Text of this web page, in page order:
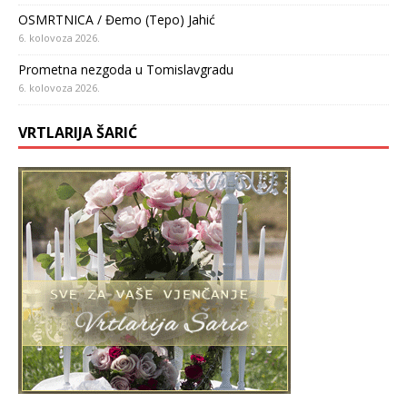
OSMRTNICA / Đemo (Tepo) Jahić
6. kolovoza 2026.
Prometna nezgoda u Tomislavgradu
6. kolovoza 2026.
VRTLARIJA ŠARIĆ